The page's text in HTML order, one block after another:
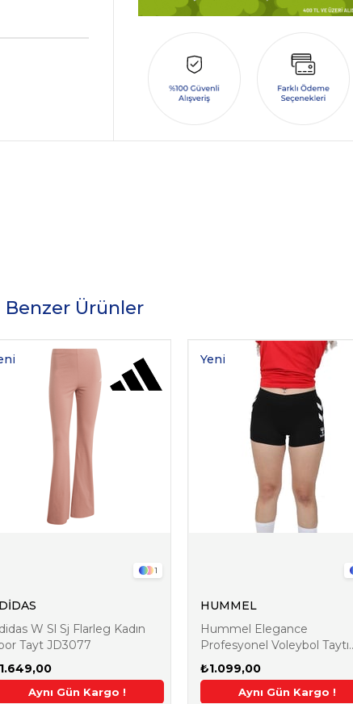
Benzer Ürünler
Kargo !Ek %5 İndirim Aynı Gün Kargo !
1
W Sl Sj Flarleg Kadın
Tayt JD3077
Aynı Gün Kargo ! 2. Üründe Ek %5 İndirim
HUMMEL
Hummel Elegance
Profesyonel Voleybol Taytı
1010411-2001
₺1.099,00
Yeni
2. Üründe Ek %5 İndirim Aynı Gün Kargo !